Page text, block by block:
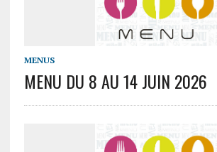
MENUS
MENU DU 8 AU 14 JUIN 2026